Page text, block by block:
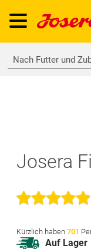
Anfang
springen
Josera
Kürzlich haben 701
Auf Lager